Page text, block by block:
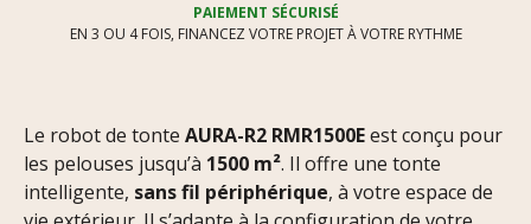
PAIEMENT SÉCURISÉ
EN 3 OU 4 FOIS, FINANCEZ VOTRE PROJET À VOTRE RYTHME
Le robot de tonte AURA-R2 RMR1500Eest conçu pour
les pelouses jusqu’à 1500 m². Il offre une tonte
intelligente, sans fil périphérique, à votre espace de